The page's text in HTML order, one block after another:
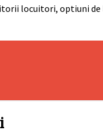
locuitori, optiuni